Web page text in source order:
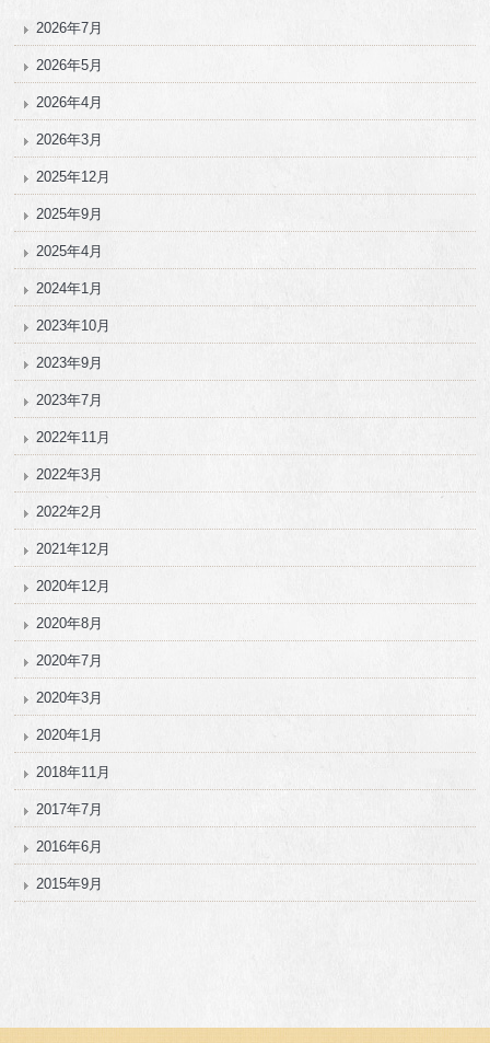
2026年7月
2026年5月
2026年4月
2026年3月
2025年12月
2025年9月
2025年4月
2024年1月
2023年10月
2023年9月
2023年7月
2022年11月
2022年3月
2022年2月
2021年12月
2020年12月
2020年8月
2020年7月
2020年3月
2020年1月
2018年11月
2017年7月
2016年6月
2015年9月